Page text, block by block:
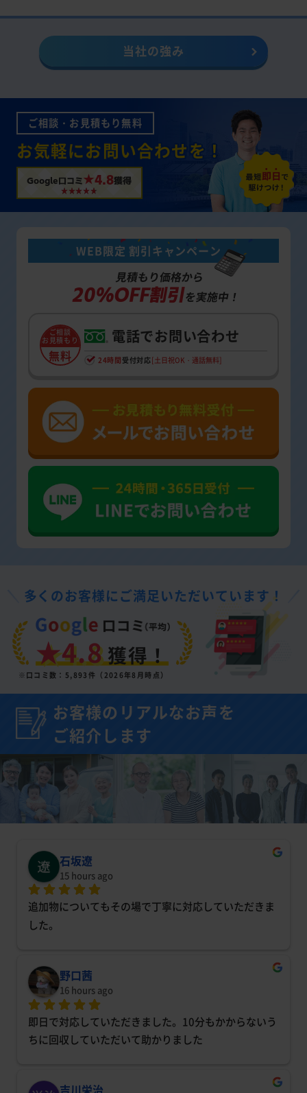
当社の強み
ご相談・お見積もり無料
お気軽にお問い合わせを！
Google口コミ ★4.8獲得
WEB限定 割引キャンペーン
見積もり価格から
20%OFF割引を実施中！
ご相談
お見積もり
無料
電話でお問い合わせ
24時間 受付対応 [土日祝OK・通話無料]
多くのお客様にご満足いただいています！
★4.8獲得！
※口コミ数：5,893件（2026年8月時点）
お客様のリアルなお声を
ご紹介します
石坂遼
15 hours ago
追加物についてもその場で丁寧に対応していただきま
した。
野口茜
16 hours ago
即日で対応していただきました。10分もかからないう
ちに回収していただいて助かりました